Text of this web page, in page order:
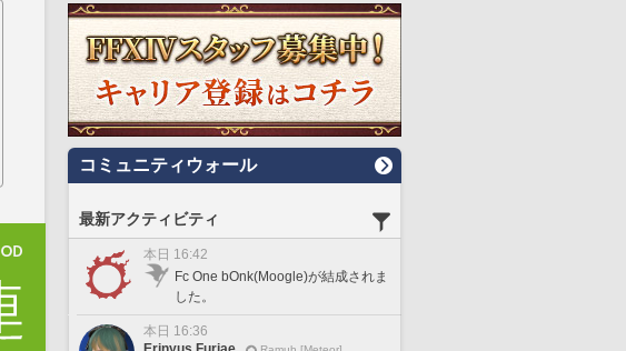
コミュニティウォール
最新アクティビティ
本日 16:42
Fc One bOnk(Moogle)が結成されま
した。
本日 16:36